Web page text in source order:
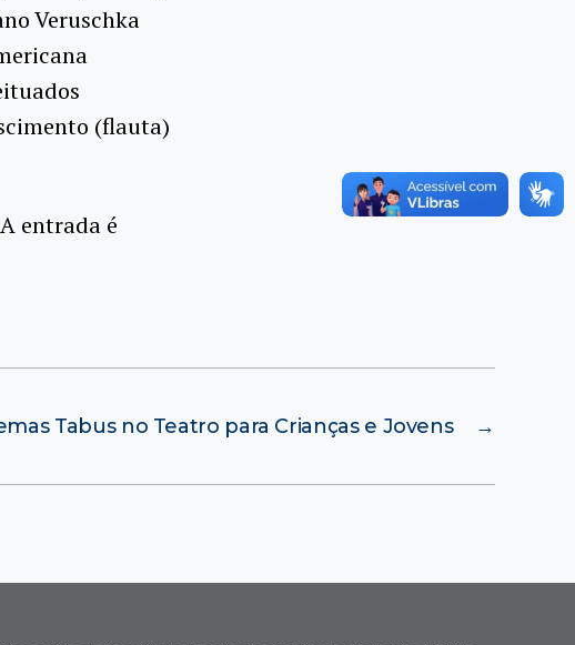
Veruschka
(flauta)
entrada é
→
Tabus no Teatro para Crianças e Jovens